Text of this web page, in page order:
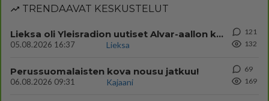
TRENDAAVAT KESKUSTELUT
Lieksa oli Yleisradion uutiset Alvar-aallon kylä myynnissä?
05.08.2026 16:37 Lieksa
121
132
Perussuomalaisten kova nousu jatkuu!
06.08.2026 09:31 Kajaani
69
169